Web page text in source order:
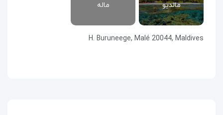
مالدیو ماله
H. Buruneege, Malé 20044, Maldives